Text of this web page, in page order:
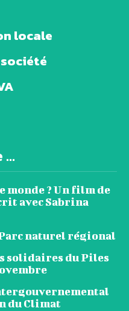
locale
? Un film de
avec Sabrina
naturel régional
solidaires du Piles
du Climat